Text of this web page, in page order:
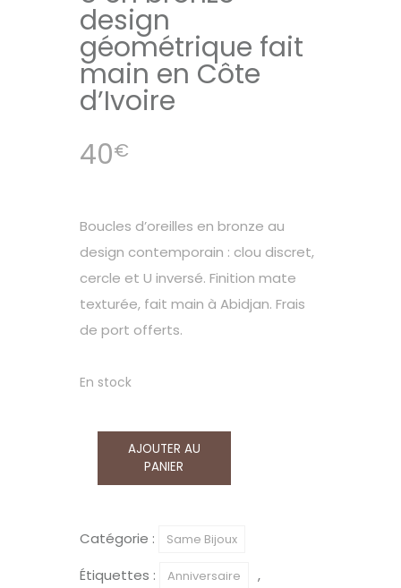
design
géométrique fait
main en Côte
d’Ivoire
40€
Boucles d’oreilles en bronze au
design contemporain : clou discret,
cercle et U inversé. Finition mate
texturée, fait main à Abidjan. Frais
de port offerts.
En stock
quantité
d’oreilles
en
AJOUTER AU
PANIER
Catégorie : Same Bijoux
Étiquettes : Anniversaire ,